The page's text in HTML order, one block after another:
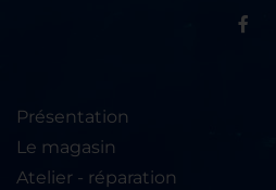
Présentation
Le magasin
Atelier - réparation